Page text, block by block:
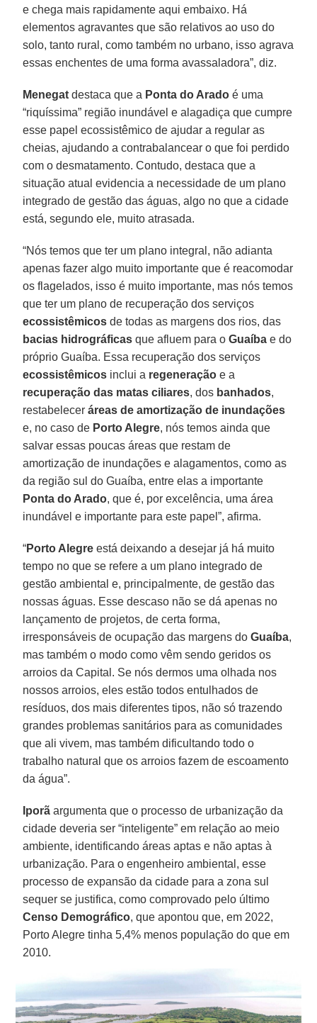
e chega mais rapidamente aqui embaixo. Há
elementos agravantes que são relativos ao uso do
solo, tanto rural, como também no urbano, isso agrava
essas enchentes de uma forma avassaladora”, diz.
Menegat destaca que a Ponta do Arado é uma
“riquíssima” região inundável e alagadiça que cumpre
esse papel ecossistêmico de ajudar a regular as
cheias, ajudando a contrabalancear o que foi perdido
com o desmatamento. Contudo, destaca que a
situação atual evidencia a necessidade de um plano
integrado de gestão das águas, algo no que a cidade
está, segundo ele, muito atrasada.
“Nós temos que ter um plano integral, não adianta
apenas fazer algo muito importante que é reacomodar
os flagelados, isso é muito importante, mas nós temos
que ter um plano de recuperação dos serviços
ecossistêmicos de todas as margens dos rios, das
bacias hidrográficas que afluem para oGuaíba e do
próprio Guaíba. Essa recuperação dos serviços
ecossistêmicos inclui a regeneração e a
recuperação das matas ciliares, dos banhados,
restabeleceráreas de amortização de inundações
e, no caso de Porto Alegre, nós temos ainda que
salvar essas poucas áreas que restam de
amortização de inundações e alagamentos, como as
da região sul do Guaíba, entre elas a importante
Ponta do Arado, que é, por excelência, uma área
inundável e importante para este papel”, afirma.
“Porto Alegre está deixando a desejar já há muito
tempo no que se refere a um plano integrado de
gestão ambiental e, principalmente, de gestão das
nossas águas. Esse descaso não se dá apenas no
lançamento de projetos, de certa forma,
irresponsáveis de ocupação das margens doGuaíba,
mas também o modo como vêm sendo geridos os
arroios da Capital. Se nós dermos uma olhada nos
nossos arroios, eles estão todos entulhados de
resíduos, dos mais diferentes tipos, não só trazendo
grandes problemas sanitários para as comunidades
que ali vivem, mas também dificultando todo o
trabalho natural que os arroios fazem de escoamento
da água”.
Iporã argumenta que o processo de urbanização da
cidade deveria ser “inteligente” em relação ao meio
ambiente, identificando áreas aptas e não aptas à
urbanização. Para o engenheiro ambiental, esse
processo de expansão da cidade para a zona sul
sequer se justifica, como comprovado pelo último
Censo Demográfico, que apontou que, em 2022,
Porto Alegre tinha 5,4% menos população do que em
2010.